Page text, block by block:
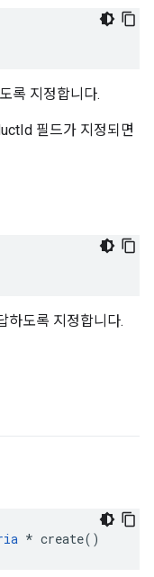
록 지정합니다.
필드가 지정되면
하도록 지정합니다.
* create()